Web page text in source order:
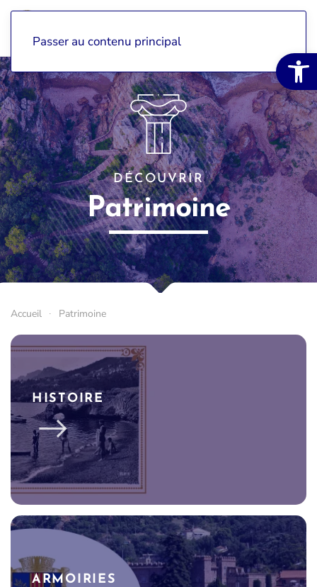
Ouvrir
Passer au contenu principal
DÉCOUVRIR
Patrimoine
Accueil Patrimoine
HISTOIRE
ARMOIRIES